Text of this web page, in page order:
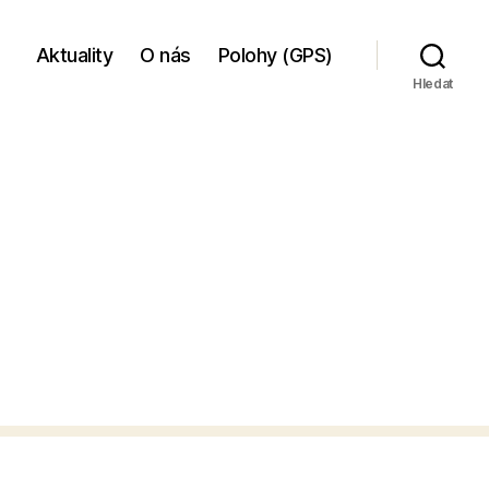
Aktuality O nás Polohy (GPS)
Hledat